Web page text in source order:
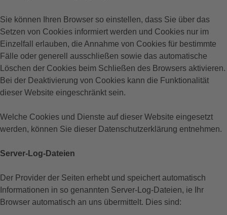
Sie können Ihren Browser so einstellen, dass Sie über das
Setzen von Cookies informiert werden und Cookies nur im
Einzelfall erlauben, die Annahme von Cookies für bestimmte
Fälle oder generell ausschließen sowie das automatische
Löschen der Cookies beim Schließen des Browsers aktivieren.
Bei der Deaktivierung von Cookies kann die Funktionalität
dieser Website eingeschränkt sein.
Welche Cookies und Dienste auf dieser Website eingesetzt
werden, können Sie dieser Datenschutzerklärung entnehmen.
Server-Log-Dateien
Der Provider der Seiten erhebt und speichert automatisch
Informationen in so genannten Server-Log-Dateien, ie Ihr
Browser automatisch an uns übermittelt. Dies sind: